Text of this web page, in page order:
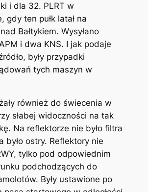
i dla 32. PLRT w
gdy ten pułk latał na
Bałtykiem. Wysyłano
i dwa KNS. I jak podaje
były przypadki
tych maszyn w
również do świecenia w
słabej widoczności na tak
Na reflektorze nie było filtra
było ostry. Reflektory nie
tylko pod odpowiednim
podchodzących do
Były ustawione po